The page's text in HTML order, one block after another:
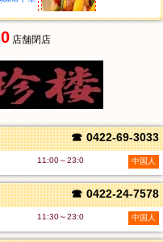
0店舗閉店
☎ 0422-69-3033
11:00～23:0 中国人
☎ 0422-24-7578
11:30～23:0 中国人